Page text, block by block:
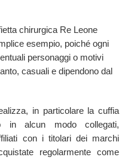
chirurgica Re Leone
esempio, poiché ogni
personaggi o motivi
casuali e dipendono dal
in particolare la cuffia
in alcun modo collegati,
con i titolari dei marchi
regolarmente come